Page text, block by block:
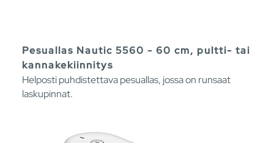
Pesuallas Nautic 5560 - 60 cm, pultti- tai
kannakekiinnitys
Helposti puhdistettava pesuallas, jossa on runsaat
laskupinnat.